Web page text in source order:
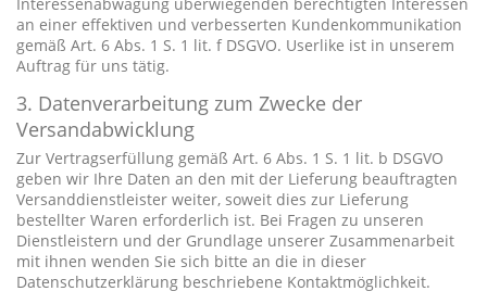
Interessenabwägung überwiegenden berechtigten Interessen
an einer effektiven und verbesserten Kundenkommunikation
gemäß Art. 6 Abs. 1 S. 1 lit. f DSGVO. Userlike ist in unserem
Auftrag für uns tätig.
3. Datenverarbeitung zum Zwecke der
Versandabwicklung
Zur Vertragserfüllung gemäß Art. 6 Abs. 1 S. 1 lit. b DSGVO
geben wir Ihre Daten an den mit der Lieferung beauftragten
Versanddienstleister weiter, soweit dies zur Lieferung
bestellter Waren erforderlich ist. Bei Fragen zu unseren
Dienstleistern und der Grundlage unserer Zusammenarbeit
mit ihnen wenden Sie sich bitte an die in dieser
Datenschutzerklärung beschriebene Kontaktmöglichkeit.